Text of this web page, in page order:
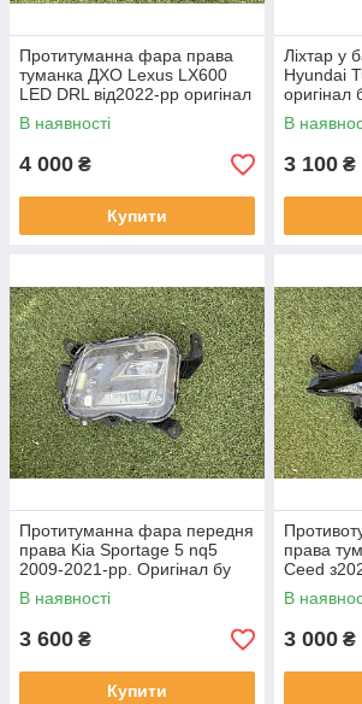
Протитуманна фара права
туманка ДХО Lexus LX600
LED DRL від2022-рр оригінал
бв відсутнє одно кріплення
В наявності
4 000 ₴
Купити
Ліхтар у
Hyundai
оригінал
В
3 100 ₴
Протитуманна фара передня
права Kia Sportage 5 nq5
2009-2021-рр. Оригінал бу
92202R2000 проклеєна
тріщина скла в непомітному
місці
В наявності
3 600 ₴
Купити
права
Ceed
В
3 000 ₴